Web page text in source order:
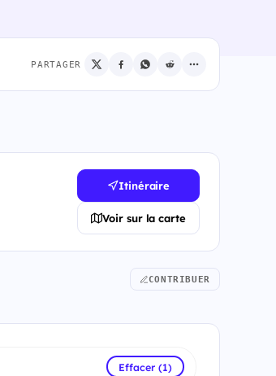
PARTAGER
Itinéraire
Voir sur la carte
CONTRIBUER
Effacer (1)